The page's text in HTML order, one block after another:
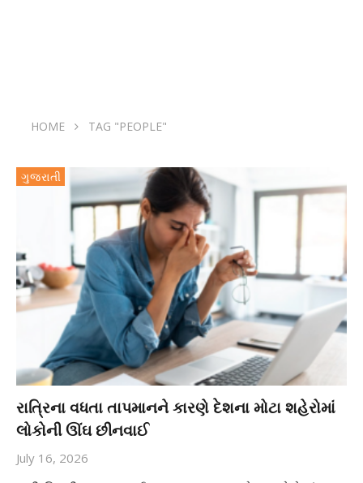
HOME TAG "PEOPLE"
ગુજરાતી
રાત્રિના વધતા તાપમાનને કારણે દેશના મોટા શહેરોમાં
લોકોની ઊંઘ છીનવાઈ
July 16, 2026